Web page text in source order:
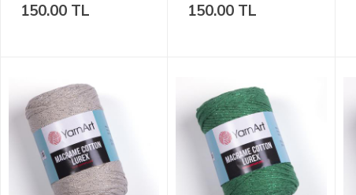
150.00 TL 150.00 TL